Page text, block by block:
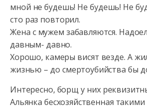
мной не будешь! Не будешь! Не
сто раз повторил.
Жена с мужем забавляются.
давным- давно.
Хорошо, камеры висят везде. А
жизнью – до смертоубийства бы
Интересно, борщ у них
Альянка бесхозяйственная